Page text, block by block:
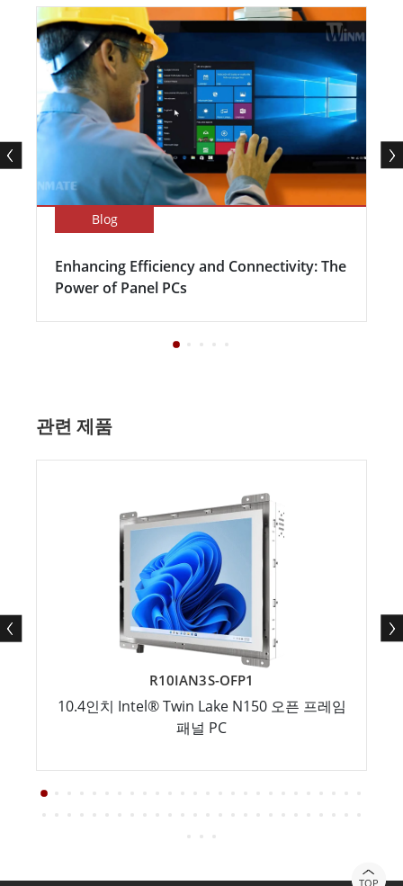
Blog
Enhancing Efficiency and Connectivity: The
Power of Panel PCs
관련 제품
R10IAN3S-OFP1
10.4인치 Intel® Twin Lake N150 오픈 프레임
패널 PC
TOP